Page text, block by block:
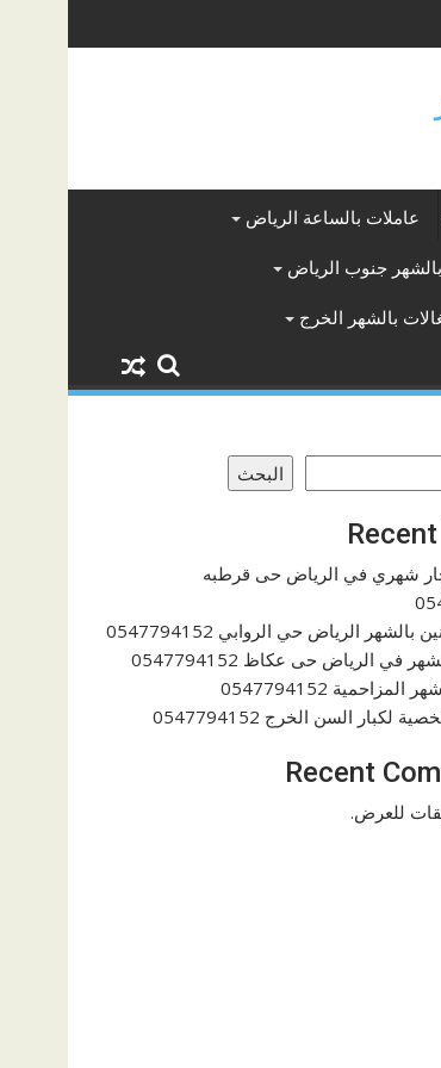
عاملات بالساعة الرياض
جنوب الرياض
بالشهر الخرج
البحث
شهري في الرياض حى قرطبه
الرياض حي الروابي 0547794152
في الرياض حى عكاظ 0547794152
0547794152
السن الخرج 0547794152
Recent
للعرض.